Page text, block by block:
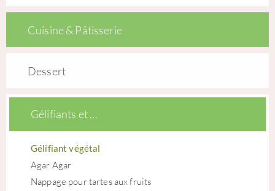
Cuisine & Pâtisserie
Dessert
Gélifiants et …
Gélifiant végétal
Agar Agar
Nappage pour tartes aux fruits